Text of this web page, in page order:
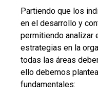
Partiendo que los
en el desarrollo y
permitiendo analizar
estrategias en la
todas las áreas
ello debemos
fundamentales: